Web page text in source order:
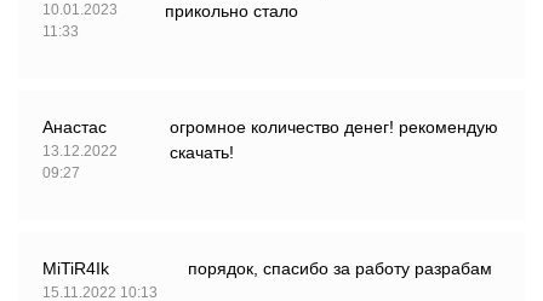
10.01.2023
11:33
прикольно стало
Анастас
13.12.2022
09:27
огромное количество денег! рекомендую
скачать!
MiTiR4Ik
15.11.2022 10:13
порядок, спасибо за работу разрабам